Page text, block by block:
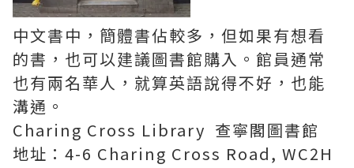
中文書中，簡體書佔較多，但如果有想看
的書，也可以建議圖書館購入。館員通常
也有兩名華人，就算英語說得不好，也能
溝通。
Charing Cross Library 查寧閣圖書館
地址：4-6 Charing Cross Road, WC2H